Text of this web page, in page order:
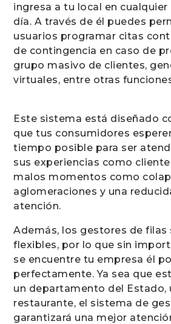
ingresa a tu local en
día. A través de él puedes
usuarios programar citas
de contingencia en caso de
grupo masivo de clientes,
virtuales, entre otras
Este sistema está diseñado
que tus consumidores
tiempo posible para ser
sus experiencias como
malos momentos como
aglomeraciones y una
atención.
Además, los gestores de
flexibles, por lo que sin
se encuentre tu empresa él
perfectamente. Ya sea que
un departamento del Estado,
restaurante, el sistema de
garantizará una mejor